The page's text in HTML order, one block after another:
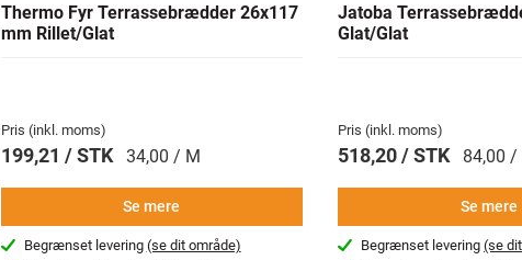
Thermo Fyr Terrassebrædder 26x117
mm Rillet/Glat
Pris (inkl. moms)
199,21 / STK 34,00 / M
Se mere
Begrænset levering (se dit område)
Jatoba
Glat/Glat
Pris (inkl. moms)
518,20 / STK 84,00 /
Se mere
Begrænset levering(se